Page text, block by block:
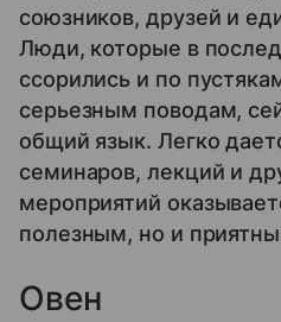
союзников, друзей и
Люди, которые в
ссорились и по
серьезным поводам,
общий язык. Легко
семинаров, лекций и
мероприятий
полезным, но и
Овен